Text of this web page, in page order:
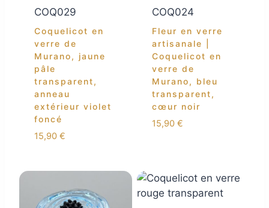
COQ029
Coquelicot en
verre de
Murano, jaune
pâle
transparent,
anneau
extérieur violet
foncé
15,90 €
COQ024
Fleur en verre
artisanale |
Coquelicot en
verre de
Murano, bleu
transparent,
cœur noir
15,90 €